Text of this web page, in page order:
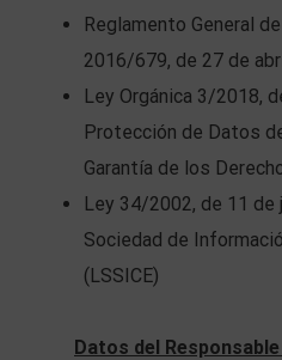
Reglamento General
2016/679, de 27 de
Ley Orgánica 3/2018,
Protección de Datos
Garantía de los
Ley 34/2002, de 11 de
Sociedad de
(LSSICE)
Datos del